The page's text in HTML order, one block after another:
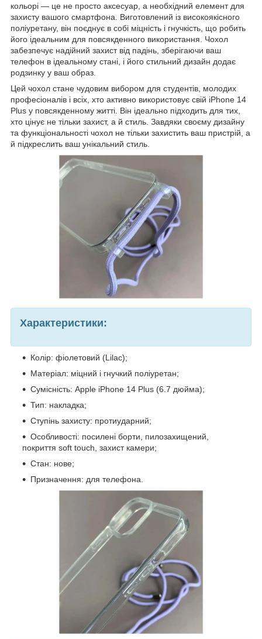
кольорі — це не просто аксесуар, а необхідний елемент для
захисту вашого смартфона. Виготовлений із високоякісного
поліуретану, він поєднує в собі міцність і гнучкість, що робить
його ідеальним для повсякденного використання. Чохол
забезпечує надійний захист від падінь, зберігаючи ваш
телефон в ідеальному стані, і його стильний дизайн додає
родзинку у ваш образ.
Цей чохол стане чудовим вибором для студентів, молодих
професіоналів і всіх, хто активно використовує свій iPhone 14
Plus у повсякденному житті. Він ідеально підходить для тих,
хто цінує не тільки захист, а й стиль. Завдяки своєму дизайну
та функціональності чохол не тільки захистить ваш пристрій, а
й підкреслить ваш унікальний стиль.
Характеристики:
Колір: фіолетовий (Lilac);
Матеріал: міцний і гнучкий поліуретан;
Сумісність: Apple iPhone 14 Plus (6.7 дюйма);
Тип: накладка;
Ступінь захисту: протиударний;
Особливості: посилені борти, пилозахищений,
покриття soft touch, захист камери;
Стан: нове;
Призначення: для телефона.